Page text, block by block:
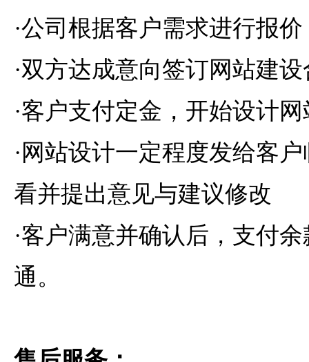
·公司根据客户需求进行报价
·双方达成意向签订网站建
·客户支付定金，开始设计
·网站设计一定程度发给客
看并提出意见与建议修改
·客户满意并确认后，支付
通。